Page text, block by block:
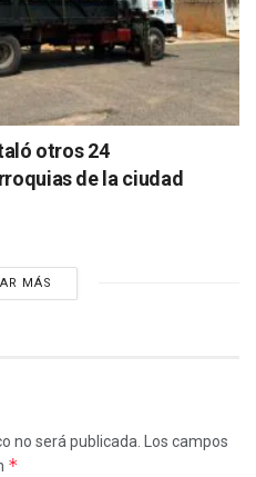
otros 24
de la ciudad
MÁS
no será publicada.
Los campos
*